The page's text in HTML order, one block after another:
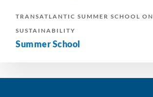
TRANSATLANTIC SUMMER SCHOOL ON
SUSTAINABILITY
Summer School